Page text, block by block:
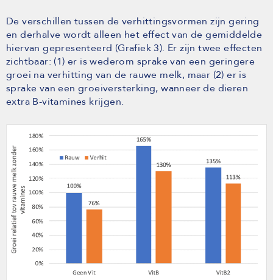
De verschillen tussen de verhittingsvormen zijn gering
en derhalve wordt alleen het effect van de gemiddelde
hiervan gepresenteerd (Grafiek 3). Er zijn twee effecten
zichtbaar: (1) er is wederom sprake van een geringere
groei na verhitting van de rauwe melk, maar (2) er is
sprake van een groeiversterking, wanneer de dieren
extra B-vitamines krijgen.